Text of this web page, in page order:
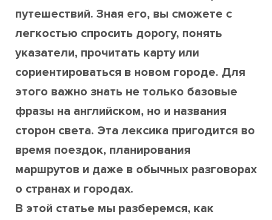
путешествий. Зная его, вы сможете с
легкостью спросить дорогу, понять
указатели, прочитать карту или
сориентироваться в новом городе. Для
этого важно знать не только базовые
фразы на английском, но и названия
сторон света. Эта лексика пригодится во
время поездок, планирования
маршрутов и даже в обычных разговорах
о странах и городах.
В этой статье мы разберемся, как